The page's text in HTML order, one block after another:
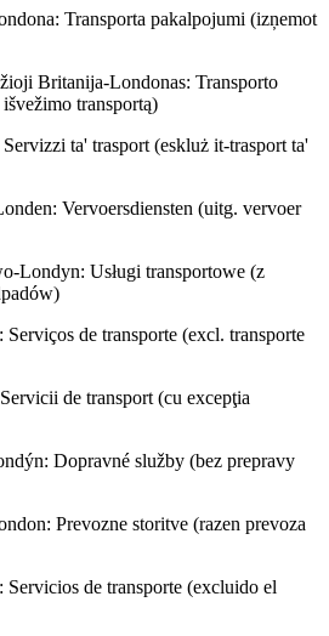
Transporta pakalpojumi (izņemot
Britanija-Londonas: Transporto
transportą)
ta' trasport (eskluż it-trasport ta'
Vervoersdiensten (uitg. vervoer
Londyn: Usługi transportowe (z
de transporte (excl. transporte
de transport (cu excepţia
Dopravné služby (bez prepravy
Prevozne storitve (razen prevoza
de transporte (excluido el